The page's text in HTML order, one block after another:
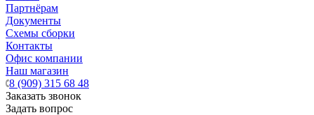
Партнёрам
Документы
Схемы сборки
Контакты
Офис компании
Наш магазин
8 (909) 315 68 48
Заказать звонок
Задать вопрос